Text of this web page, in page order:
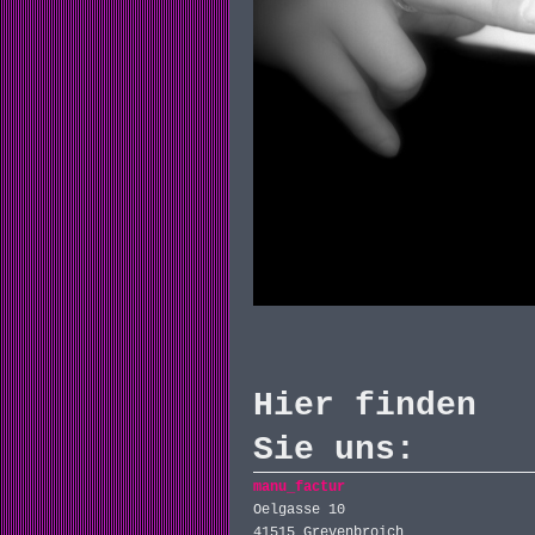
Hier finden
Sie uns:
manu_factur
Oelgasse 10